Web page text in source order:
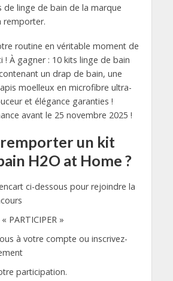
de linge de bain de la marque
remporter.
routine en véritable moment de
! À gagner : 10 kits linge de bain
un drap de bain, une
moelleux en microfibre ultra-
et élégance garanties !
avant le 25 novembre 2025 !
remporter un kit
H2O at Home ?
ci-dessous pour rejoindre la
PARTICIPER »
à votre compte ou inscrivez-
participation.